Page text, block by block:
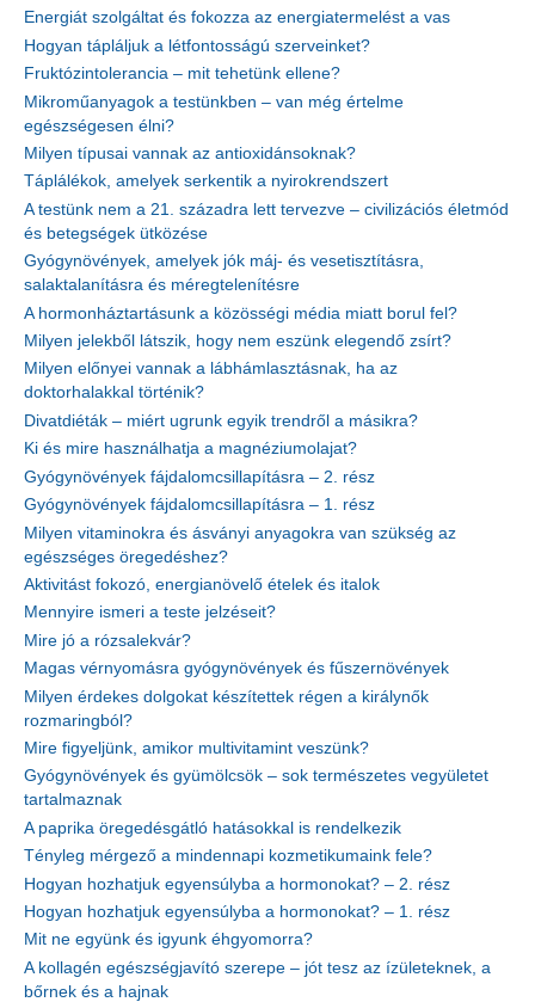
Energiát szolgáltat és fokozza az energiatermelést a vas
Hogyan tápláljuk a létfontosságú szerveinket?
Fruktózintolerancia – mit tehetünk ellene?
Mikroműanyagok a testünkben – van még értelme
egészségesen élni?
Milyen típusai vannak az antioxidánsoknak?
Táplálékok, amelyek serkentik a nyirokrendszert
A testünk nem a 21. századra lett tervezve – civilizációs életmód
és betegségek ütközése
Gyógynövények, amelyek jók máj- és vesetisztításra,
salaktalanításra és méregtelenítésre
A hormonháztartásunk a közösségi média miatt borul fel?
Milyen jelekből látszik, hogy nem eszünk elegendő zsírt?
Milyen előnyei vannak a lábhámlasztásnak, ha az
doktorhalakkal történik?
Divatdiéták – miért ugrunk egyik trendről a másikra?
Ki és mire használhatja a magnéziumolajat?
Gyógynövények fájdalomcsillapításra – 2. rész
Gyógynövények fájdalomcsillapításra – 1. rész
Milyen vitaminokra és ásványi anyagokra van szükség az
egészséges öregedéshez?
Aktivitást fokozó, energianövelő ételek és italok
Mennyire ismeri a teste jelzéseit?
Mire jó a rózsalekvár?
Magas vérnyomásra gyógynövények és fűszernövények
Milyen érdekes dolgokat készítettek régen a királynők
rozmaringból?
Mire figyeljünk, amikor multivitamint veszünk?
Gyógynövények és gyümölcsök – sok természetes vegyületet
tartalmaznak
A paprika öregedésgátló hatásokkal is rendelkezik
Tényleg mérgező a mindennapi kozmetikumaink fele?
Hogyan hozhatjuk egyensúlyba a hormonokat? – 2. rész
Hogyan hozhatjuk egyensúlyba a hormonokat? – 1. rész
Mit ne együnk és igyunk éhgyomorra?
A kollagén egészségjavító szerepe – jót tesz az ízületeknek, a
bőrnek és a hajnak